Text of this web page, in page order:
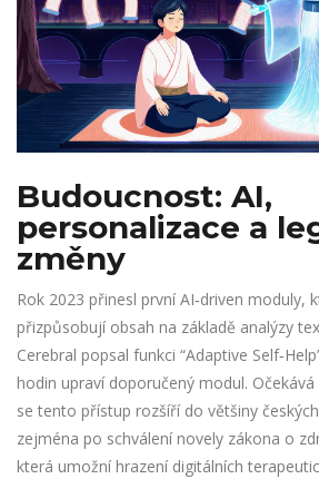
Budoucnost: AI,
personalizace a
změny
Rok 2023 přinesl první AI‑driven moduly,
přizpůsobují obsah na základě analýzy
Cerebral popsal funkci “Adaptive
hodin upraví doporučený modul.
se tento přístup rozšíří do většiny
zejména po schválení novely zákona o
která umožní hrazení digitálních